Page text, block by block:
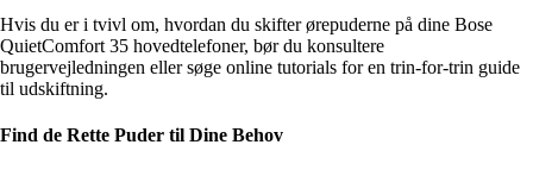
Hvis du er i tvivl om, hvordan du skifter ørepuderne på dine Bose
QuietComfort 35 hovedtelefoner, bør du konsultere
brugervejledningen eller søge online tutorials for en trin-for-trin guide
til udskiftning.
Find de Rette Puder til Dine Behov